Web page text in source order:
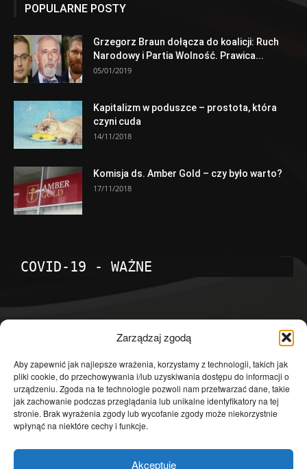
Zarządzaj zgodą
Aby zapewnić jak najlepsze wrażenia, korzystamy z technologii, takich jak
pliki cookie, do przechowywania i/lub uzyskiwania dostępu do informacji o
urządzeniu. Zgoda na te technologie pozwoli nam przetwarzać dane, takie
jak zachowanie podczas przeglądania lub unikalne identyfikatory na tej
stronie. Brak wyrażenia zgody lub wycofanie zgody może niekorzystnie
wpłynąć na niektóre cechy i funkcje.
Akceptuję
POPULARNE POSTY
Grzegorz Braun dołącza do koalicji: Ruch
Narodowy i Partia Wolność. Prawica...
05/01/2019
Kapitalizm w poduszce – prostota, która
czyni cuda
14/11/2018
Komisja ds. Amber Gold – czy było warto?
17/11/2018
COVID-19 - WAŻNE
Temat dnia
4601
Publicystyka
4363
Polityka
3639
Polska
Społeczeństwo
2823